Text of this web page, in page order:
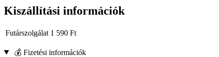
Kiszállítási információk
Futárszolgálat 1 590 Ft
💰 Fizetési információk